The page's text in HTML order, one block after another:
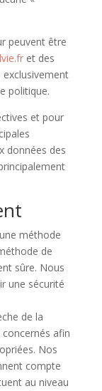
peuvent être
et des
politique.
et pour
données des
méthode
de
sûre. Nous
une sécurité
de la
afin
Nos
compte
au niveau